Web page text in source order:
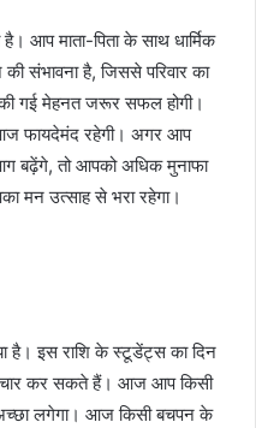
आप माता-पिता के साथ धार्मिक
संभावना है, जिससे परिवार का
गई मेहनत जरूर सफल होगी।
फायदेमंद रहेगी। अगर आप
बढ़ेंगे, तो आपको अधिक मुनाफा
मन उत्साह से भरा रहेगा।
इस राशि के स्टूडेंट्स का दिन
कर सकते हैं। आज आप किसी
लगेगा। आज किसी बचपन के